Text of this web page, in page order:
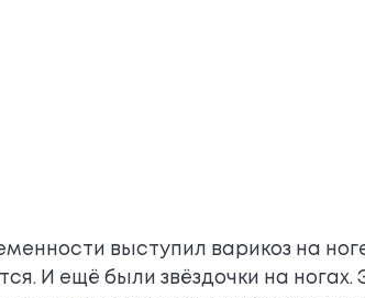
выступил варикоз на
И ещё были звёздочки на